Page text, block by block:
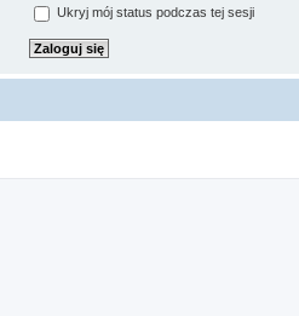
Ukryj mój status podczas tej sesji